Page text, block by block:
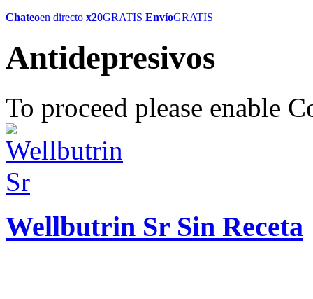
Chateoen directo x20GRATIS EnvíoGRATIS
Antidepresivos
To proceed please enable
Wellbutrin Sr Sin Receta